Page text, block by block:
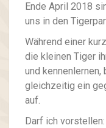
Ende April 2018
uns in den
Während einer
die kleinen Tiger
und kennenlernen,
gleichzeitig ein
auf.
Darf ich vorstellen: